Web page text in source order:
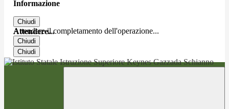
Informazione
Chiudi
Attendere...
Attendere il completamento dell'operazione...
Chiudi
Chiudi